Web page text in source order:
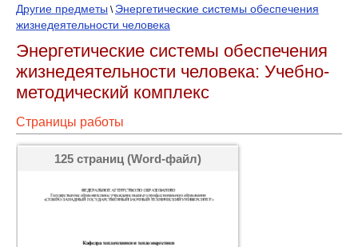
Другие предметы \ Энергетические системы обеспечения
жизнедеятельности человека
Энергетические системы обеспечения
жизнедеятельности человека: Учебно-
методический комплекс
Страницы работы
125 страниц (Word-файл)